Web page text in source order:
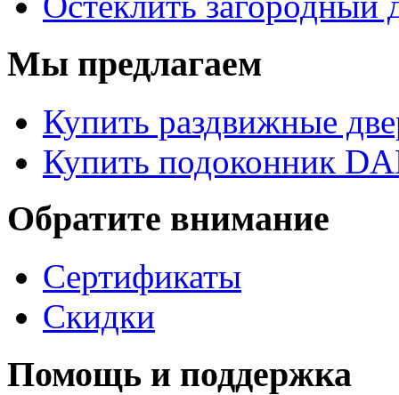
Мы предлагаем
Купить раздвижные
Купить подоконник
Обратите внимание
Сертификаты
Скидки
Помощь и поддержка